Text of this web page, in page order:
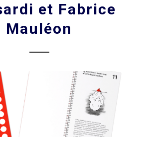
et Fabrice
Mauléon